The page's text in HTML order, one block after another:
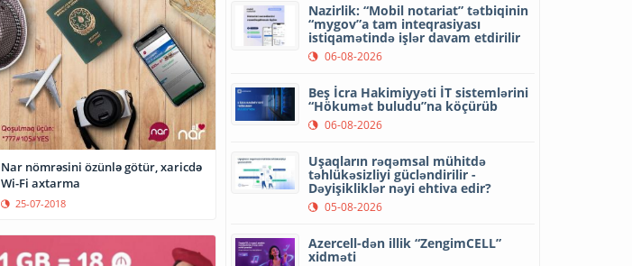
Nar nömrəsini özünlə götür, xaricdə
Wi-Fi axtarma
25-07-2018
Nazirlik: “Mobil notariat” tətbiqinin
“mygov”a tam inteqrasiyası
istiqamətində işlər davam etdirilir
06-08-2026
Beş İcra Hakimiyyəti İT sistemlərini
“Hökumət buludu”na köçürüb
06-08-2026
Uşaqların rəqəmsal mühitdə
təhlükəsizliyi gücləndirilir -
Dəyişikliklər nəyi ehtiva edir?
05-08-2026
Azercell-dən illik “ZengimCELL”
xidməti